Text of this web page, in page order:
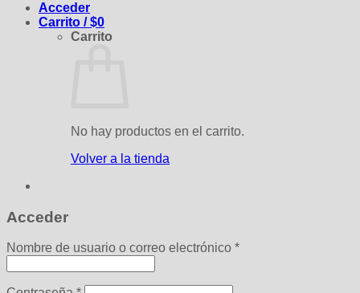
Acceder
Carrito /$0
Carrito
No hay productos en el carrito.
Volver a la tienda
Acceder
Nombre de usuario o correo electrónico *Obligatorio